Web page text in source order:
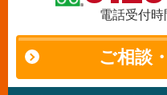
電話受付
ご相談